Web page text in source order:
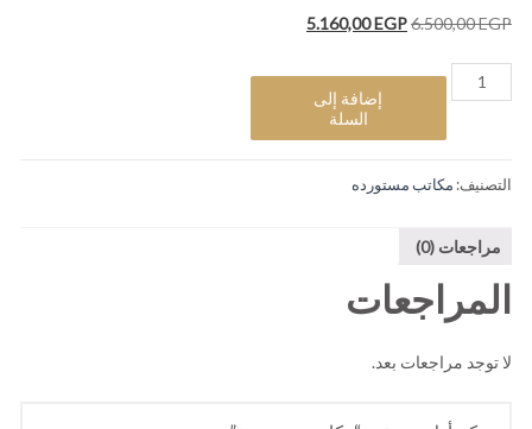
6.500,00EGP
السعر
هو:
6.500,00 EGP.
5.160,00EGP
هو:
كمية
مكاتب
إضافة إلى
السلة
التصنيف: مكاتب مستورده
مراجعات (0)
المراجعات
لا توجد مراجعات بعد.